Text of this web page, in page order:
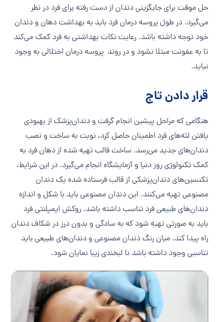
حل موقت برای جایگزینی دندان از دست رفته برای فرد در نظر
می‌گیرد. در طول پروسه درمان فرد باید به بهداشت دهان و دندان
خود توجه داشته باشد. رعایت نکات بهداشتی به فرد کمک می‌کند
تا به عفونت مبتلا نشود و در روند پروسه درمان اختلالی به وجود
نیاید.
قرار دادن تاج
هنگامی که مراحل پیشین انجام گرفت و دندان‌پزشک از بهبودی
یافتن لثه‌های فرد اطمینان حاصل کرد، نوبت به ساخت و نصب
دندان‌های جدید می‌رسد. ساخت قالب تهیه شده از دهان فرد به
کمک تکنولوژی روز دنیا و‌ آزمایشگاه انجام می‌گیرد. در این شرایط،
تکنسین‌های دندان‌پزشکی از قالب فرستاده شده یک دندان
مصنوعی تهیه می‌کنند. این دندان مصنوعی باید با شکل و اندازه
دندان‌های طبیعی فرد تناسب داشته باشد. روکش ایمپلنتی فرد
باید به صورتی تهیه شود که به سادگی و بدون درز در شکاف دندان
راه پیدا کند. میان رنگ دندان مصنوعی و دندان‌های طبیعی باید
تناسبی وجود داشته باشد تا لبخندی زیبا نمایان شود.